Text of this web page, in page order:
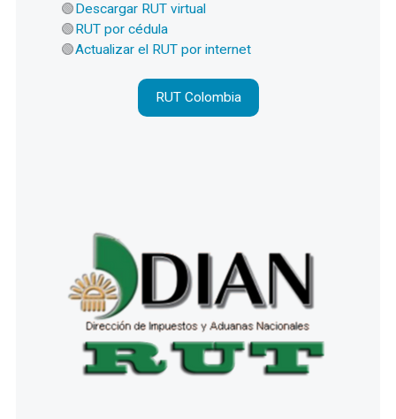
Descargar RUT virtual
RUT por cédula
Actualizar el RUT por internet
RUT Colombia